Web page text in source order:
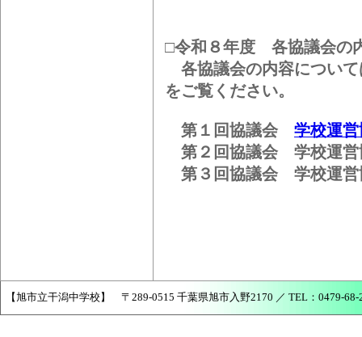
□令和８年度 各協議会の
各協議会の内容について
をご覧ください。
第１回協議会 学校運
第２回協議会 学校運営
第３回協議会 学校運
【旭市立干潟中学校】 〒289-0515 千葉県旭市入野2170 ／ TEL：0479-68-